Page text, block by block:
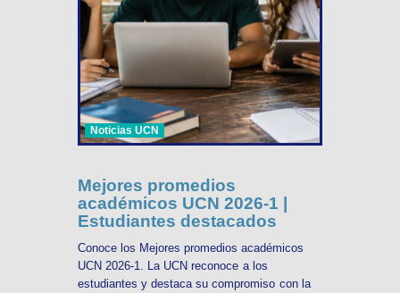
Noticias UCN
Mejores promedios
académicos UCN 2026-1 |
Estudiantes destacados
Conoce los Mejores promedios académicos
UCN 2026-1. La UCN reconoce a los
estudiantes y destaca su compromiso con la